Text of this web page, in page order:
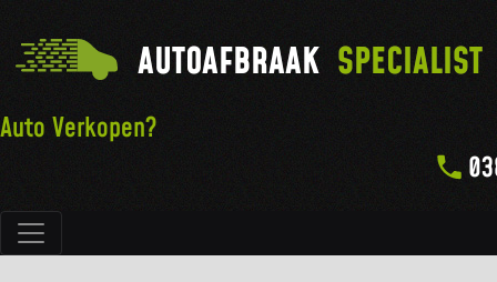
Hoofdnavigatie
AUTOAFBRAAK SPECIALIST
Auto Verkopen?